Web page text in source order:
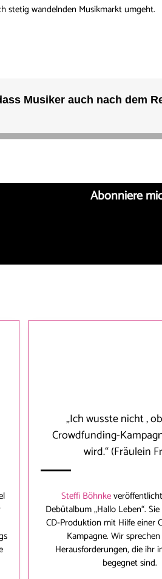
stetig wandelnden Musikmarkt umgeht.
Abonniere
„Ich wusste nicht ,
Crowdfunding-
wird.“(Fräulein
Steffi Böhnke
Debütalbum „Hallo Leben“.
CD-Produktion mit Hilfe einer
Kampagne. Wir
Herausforderungen, die ihr
begegnet sind.